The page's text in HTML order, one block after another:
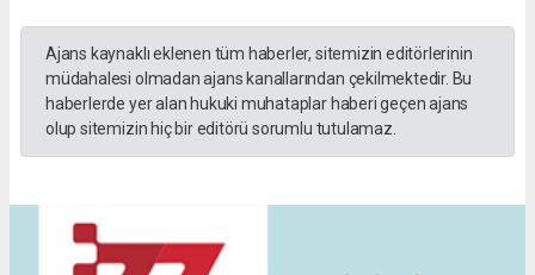
Ajans kaynaklı eklenen tüm haberler, sitemizin editörlerinin
müdahalesi olmadan ajans kanallarından çekilmektedir. Bu
haberlerde yer alan hukuki muhataplar haberi geçen ajans
olup sitemizin hiç bir editörü sorumlu tutulamaz.